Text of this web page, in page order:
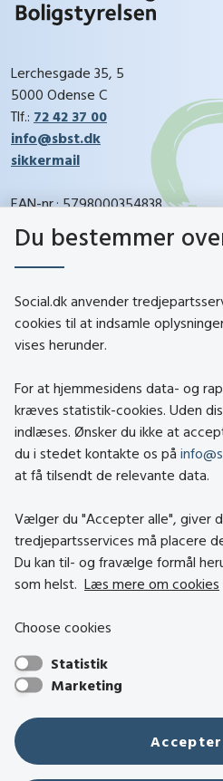
Lerchesgade 35, 5
5000 Odense C
Tlf.: 72 42 37 00
info@sbst.dk
sikkermail
EAN-nr.: 5798000354838
CVR-nr.: 26144698
Kontakt
About social.dk
Tilgængelighedserklæring
Om brugen af cookies
Besøg også
Socialministeriet
Hjælpemiddelbasen
Center mod Menneskehandel
Den Nationale
Du bestemmer
Social.dk anvender
cookies til at indsamle
vises herunder.
For at hjemmesidens data- og
kræves statistik-cookies. Uden
indlæses. Ønsker du ikke at
du i stedet kontakte os på
at få tilsendt de relevante data.
Vælger du "Accepter alle", giver
tredjepartsservices må placere
Du kan til- og fravælge formål
som helst. Læs mere om cookies
Choose cookies
Statistik
Marketing